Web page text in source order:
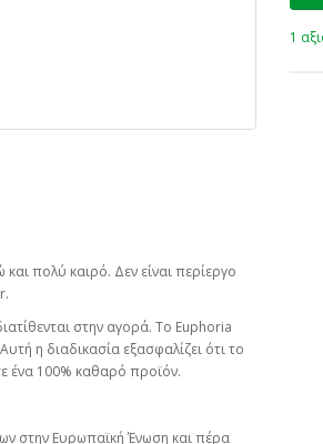
πολύ καιρό. Δεν είναι περίεργο
στην αγορά. Το Euphoria
η διαδικασία εξασφαλίζει ότι το
ένα 100% καθαρό προϊόν.
στην Ευρωπαϊκή Ένωση και πέρα
1